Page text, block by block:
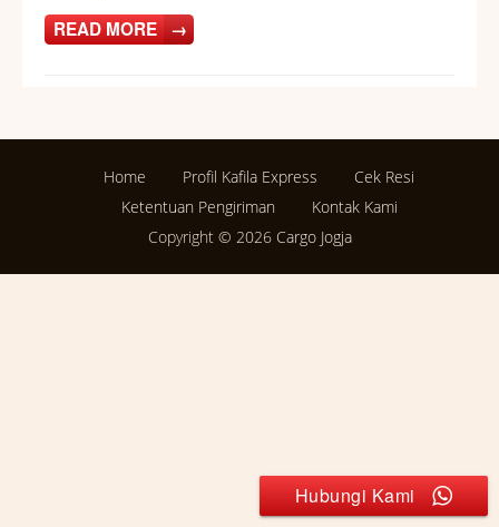
READ MORE →
Home Profil Kafila Express
Cek Resi
Ketentuan Pengiriman
Kontak Kami
Copyright © 2026 Cargo Jogja
Hubungi Kami